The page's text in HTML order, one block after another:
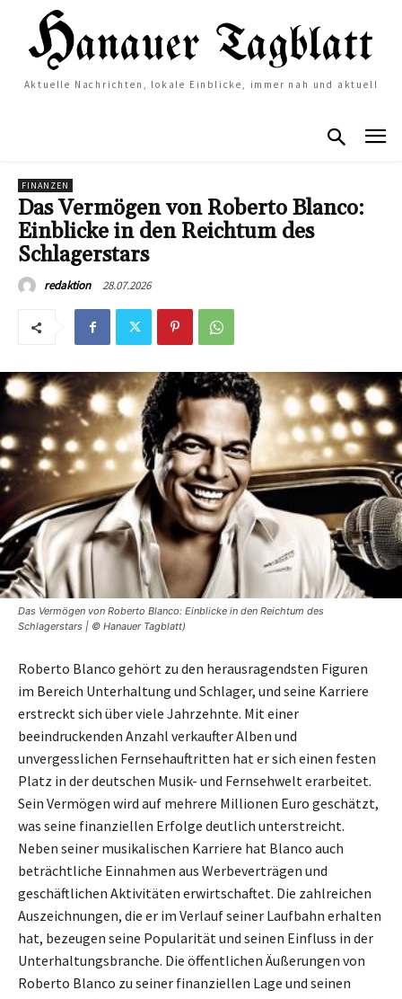
Aktuelle Nachrichten, lokale Einblicke, immer nah und aktuell
FINANZEN
Das Vermögen von Roberto Blanco:
Einblicke in den Reichtum des
Schlagerstars
redaktion 28.07.2026
Das Vermögen von Roberto Blanco: Einblicke in den Reichtum des
Schlagerstars | © Hanauer Tagblatt)
Roberto Blanco gehört zu den herausragendsten Figuren
im Bereich Unterhaltung und Schlager, und seine Karriere
erstreckt sich über viele Jahrzehnte. Mit einer
beeindruckenden Anzahl verkaufter Alben und
unvergesslichen Fernsehauftritten hat er sich einen festen
Platz in der deutschen Musik- und Fernsehwelt erarbeitet.
Sein Vermögen wird auf mehrere Millionen Euro geschätzt,
was seine finanziellen Erfolge deutlich unterstreicht.
Neben seiner musikalischen Karriere hat Blanco auch
beträchtliche Einnahmen aus Werbeverträgen und
geschäftlichen Aktivitäten erwirtschaftet. Die zahlreichen
Auszeichnungen, die er im Verlauf seiner Laufbahn erhalten
hat, bezeugen seine Popularität und seinen Einfluss in der
Unterhaltungsbranche. Die öffentlichen Äußerungen von
Roberto Blanco zu seiner finanziellen Lage und seinen